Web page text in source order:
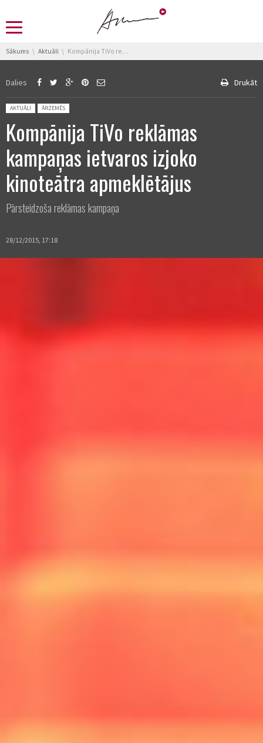
You are here:
Sākums Aktuāli Kompānija TiVo reklāmas kampaņas ietvaros izjoko kinoteātra apmeklētājus
Dalies Drukāt
Posted in:
AKTUĀLI ĀRZEMĒS
Kompānija TiVo reklāmas
kampaņas ietvaros izjoko
kinoteātra apmeklētājus
Pārsteidzoša reklāmas kampaņa
28/12/2015, 17:18